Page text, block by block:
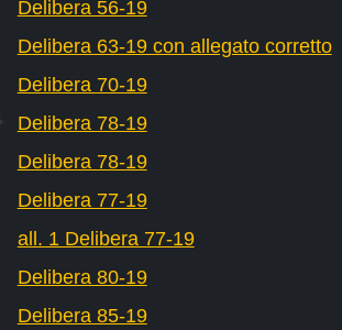
Delibera 56-19
Delibera 63-19 con allegato corretto
Delibera 70-19
Delibera 78-19
Delibera 78-19
Delibera 77-19
all. 1 Delibera 77-19
Delibera 80-19
Delibera 85-19